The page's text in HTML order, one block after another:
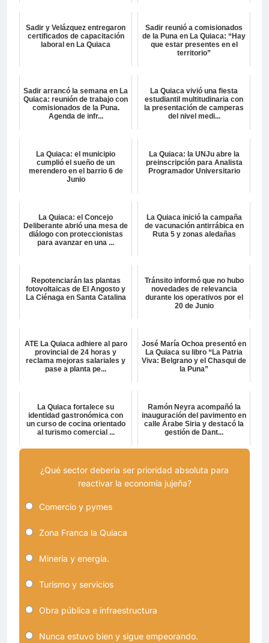
Sadir y Velázquez entregaron
certificados de capacitación
laboral en La Quiaca
Sadir reunió a comisionados
de la Puna en La Quiaca: “Hay
que estar presentes en el
territorio”
Sadir arrancó la semana en La
Quiaca: reunión de trabajo con
comisionados de la Puna.
Agenda de infr...
La Quiaca vivió una fiesta
estudiantil multitudinaria con
la presentación de camperas
del nivel medi...
La Quiaca: el municipio
cumplió el sueño de un
merendero en el barrio 6 de
Junio
La Quiaca: la UNJu abre la
preinscripción para Analista
Programador Universitario
La Quiaca: el Concejo
Deliberante abrió una mesa de
diálogo con proteccionistas
para avanzar en una ...
La Quiaca inició la campaña
de vacunación antirrábica en
Ruta 5 y zonas aledañas
Repotenciarán las plantas
fotovoltaicas de El Angosto y
La Ciénaga en Santa Catalina
Tránsito informó que no hubo
novedades de relevancia
durante los operativos por el
20 de Junio
ATE La Quiaca adhiere al paro
provincial de 24 horas y
reclama mejoras salariales y
pase a planta pe...
José María Ochoa presentó en
La Quiaca su libro “La Patria
Viva: Belgrano y el Chasqui de
la Puna”
La Quiaca fortalece su
identidad gastronómica con
un curso de cocina orientado
al turismo comercial ...
Ramón Neyra acompañó la
inauguración del pavimento en
calle Árabe Siria y destacó la
gestión de Dant...
¿Qué sector debería ser prioridad absoluta para
reactivar la economía jujeña?
Comercio y pymes
Zona Franca la Quiaca
Minería y energía.
Turismo y servicios
Obra pública e infraestructura
Nunca estuvo bien y sigue empeorando.